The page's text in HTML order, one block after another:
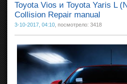
Toyota Vios и Toyota Yaris L
Collision Repair manual
3-10-2017, 04:10 , посмотрело: 3418